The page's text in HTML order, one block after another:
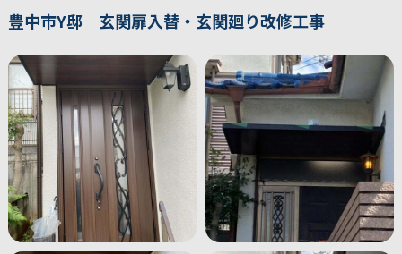
豊中市Y邸 玄関扉入替・玄関廻り改修工事